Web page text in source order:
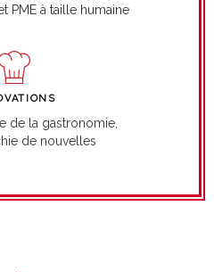
PME à taille humaine
de la gastronomie,
de nouvelles